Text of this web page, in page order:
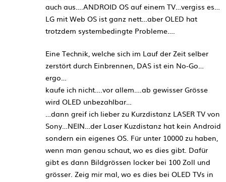
auch aus….ANDROID OS auf einem TV…vergiss es…
LG mit Web OS ist ganz nett…aber OLED hat
trotzdem systembedingte Probleme….
Eine Technik, welche sich im Lauf der Zeit selber
zerstört durch Einbrennen, DAS ist ein No-Go…
ergo…
kaufe ich nicht….vor allem….ab gewisser Grösse
wird OLED unbezahlbar…
…dann greif ich lieber zu Kurzdistanz LASER TV von
Sony…NEIN…der Laser Kuzdistanz hat kein Android
sondern ein eigenes OS. Für unter 10000 zu haben,
wenn man genau schaut, wo es dies gibt. Dafür
gibt es dann Bildgrössen locker bei 100 Zoll und
grösser. Zeig mir mal, wo es dies bei OLED TVs in